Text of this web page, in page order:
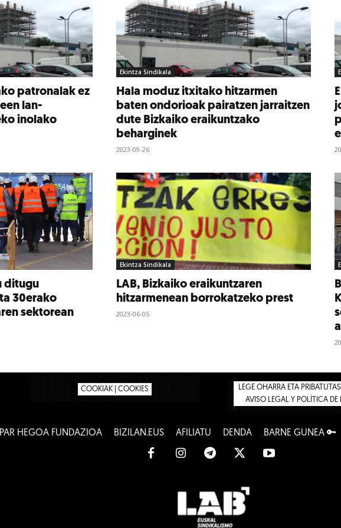
patronalak ez
lan-
inolako
Ekintza Sindikala
Hala moduz itxitako hitzarmen
baten ondorioak pairatzen jarraitzen
dute Bizkaiko eraikuntzako
beharginek
2023-09-26
ditugu
30erako
sektorean
Ekintza Sindikala
LAB, Bizkaiko eraikuntzaren
hitzarmenean borrokatzeko prest
2023-06-05
COOKIAK | COOKIES
LEGE OHARRA ETA
AVISO LEGAL Y POLÍTICA DE
IPAR HEGOA FUNDAZIOA BIZILAN.EUS AFILIATU DENDA BARNE GUNEA 🔑